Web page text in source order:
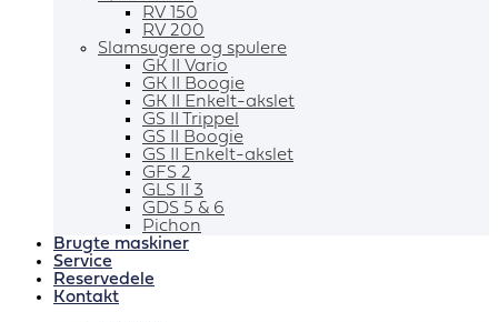
RV 150
RV 200
Slamsugere og spulere
GK II Vario
GK II Boogie
GK II Enkelt-akslet
GS II Trippel
GS II Boogie
GS II Enkelt-akslet
GFS 2
GLS II 3
GDS 5 & 6
Pichon
Brugte maskiner
Service
Reservedele
Kontakt